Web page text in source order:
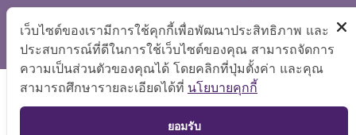
แผนผังเว็บไซต์ คำถามที่พบบ่อย นโยบายเว็บไซต์
|
การปฏิเสธความรับผิด
TOP
เว็บไซต์ของเรามีการใช้คุกกี้เพื่อพัฒนาประสิทธิภาพ และ
ประสบการณ์ที่ดีในการใช้เว็บไซต์ของคุณ สามารถจัดการ
ความเป็นส่วนตัวของคุณได้ โดยคลิกที่ปุ่มตั้งค่า และคุณ
สามารถศึกษารายละเอียดได้ที่ นโยบายคุกกี้
ยอมรับ